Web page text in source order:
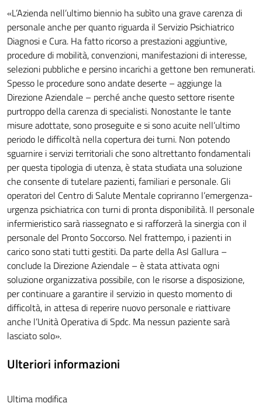
«L’Azienda nell’ultimo biennio ha subìto una grave carenza di
personale anche per quanto riguarda il Servizio Psichiatrico
Diagnosi e Cura. Ha fatto ricorso a prestazioni aggiuntive,
procedure di mobilità, convenzioni, manifestazioni di interesse,
selezioni pubbliche e persino incarichi a gettone ben remunerati.
Spesso le procedure sono andate deserte – aggiunge la
Direzione Aziendale – perché anche questo settore risente
purtroppo della carenza di specialisti. Nonostante le tante
misure adottate, sono proseguite e si sono acuite nell’ultimo
periodo le difficoltà nella copertura dei turni. Non potendo
sguarnire i servizi territoriali che sono altrettanto fondamentali
per questa tipologia di utenza, è stata studiata una soluzione
che consente di tutelare pazienti, familiari e personale. Gli
operatori del Centro di Salute Mentale copriranno l’emergenza-
urgenza psichiatrica con turni di pronta disponibilità. Il personale
infermieristico sarà riassegnato e si rafforzerà la sinergia con il
personale del Pronto Soccorso. Nel frattempo, i pazienti in
carico sono stati tutti gestiti. Da parte della Asl Gallura –
conclude la Direzione Aziendale – è stata attivata ogni
soluzione organizzativa possibile, con le risorse a disposizione,
per continuare a garantire il servizio in questo momento di
difficoltà, in attesa di reperire nuovo personale e riattivare
anche l’Unità Operativa di Spdc. Ma nessun paziente sarà
lasciato solo».
Ulteriori informazioni
Ultima modifica